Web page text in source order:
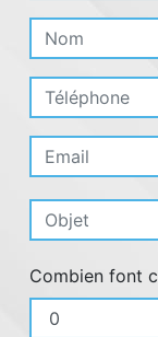
Combien font